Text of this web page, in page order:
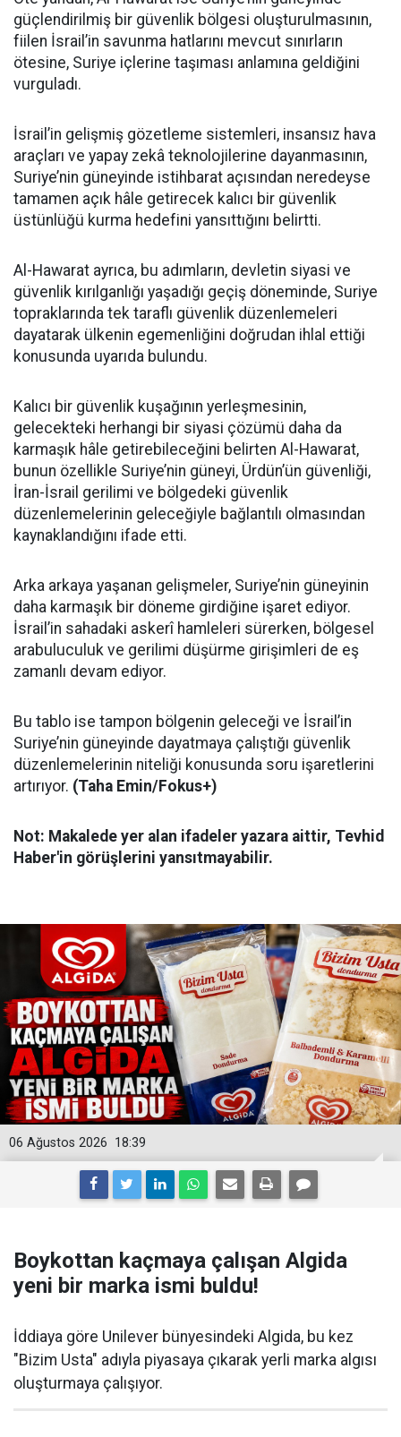
güçlendirilmiş bir güvenlik bölgesi oluşturulmasının,
fiilen İsrail’in savunma hatlarını mevcut sınırların
ötesine, Suriye içlerine taşıması anlamına geldiğini
vurguladı.
İsrail’in gelişmiş gözetleme sistemleri, insansız hava
araçları ve yapay zekâ teknolojilerine dayanmasının,
Suriye’nin güneyinde istihbarat açısından neredeyse
tamamen açık hâle getirecek kalıcı bir güvenlik
üstünlüğü kurma hedefini yansıttığını belirtti.
Al-Hawarat ayrıca, bu adımların, devletin siyasi ve
güvenlik kırılganlığı yaşadığı geçiş döneminde, Suriye
topraklarında tek taraflı güvenlik düzenlemeleri
dayatarak ülkenin egemenliğini doğrudan ihlal ettiği
konusunda uyarıda bulundu.
Kalıcı bir güvenlik kuşağının yerleşmesinin,
gelecekteki herhangi bir siyasi çözümü daha da
karmaşık hâle getirebileceğini belirten Al-Hawarat,
bunun özellikle Suriye’nin güneyi, Ürdün’ün güvenliği,
İran-İsrail gerilimi ve bölgedeki güvenlik
düzenlemelerinin geleceğiyle bağlantılı olmasından
kaynaklandığını ifade etti.
Arka arkaya yaşanan gelişmeler, Suriye’nin güneyinin
daha karmaşık bir döneme girdiğine işaret ediyor.
İsrail’in sahadaki askerî hamleleri sürerken, bölgesel
arabuluculuk ve gerilimi düşürme girişimleri de eş
zamanlı devam ediyor.
Bu tablo ise tampon bölgenin geleceği ve İsrail’in
Suriye’nin güneyinde dayatmaya çalıştığı güvenlik
düzenlemelerinin niteliği konusunda soru işaretlerini
artırıyor. (Taha Emin/Fokus+)
Not: Makalede yer alan ifadeler yazara aittir, Tevhid
Haber'in görüşlerini yansıtmayabilir.
18:39
06 Ağustos 2026
Boykottan kaçmaya çalışan Algida
yeni bir marka ismi buldu!
İddiaya göre Unilever bünyesindeki Algida, bu kez
"Bizim Usta" adıyla piyasaya çıkarak yerli marka algısı
oluşturmaya çalışıyor.